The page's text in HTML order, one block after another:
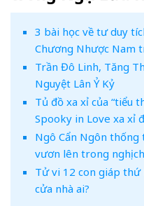
3 bài học về tư duy
Chương Nhược Nam
Trần Đô Linh, Tăng
Nguyệt Lân Ỷ Kỷ
Tủ đồ xa xỉ của “tiểu
Spooky in Love xa xỉ
Ngô Cẩn Ngôn
vươn lên trong
Tử vi 12 con giáp thứ
cửa nhà ai?